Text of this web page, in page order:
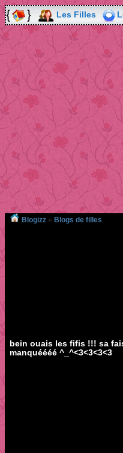
Les Filles
Blogizz » Blogs de filles
bein ouais les fifis !!! sa
manquéééé ^_^<3<3<3<3